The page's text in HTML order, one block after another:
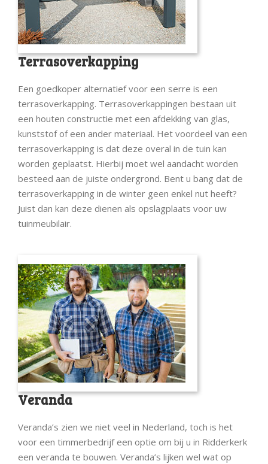
Terrasoverkapping
Een goedkoper alternatief voor een serre is een
terrasoverkapping. Terrasoverkappingen bestaan uit
een houten constructie met een afdekking van glas,
kunststof of een ander materiaal. Het voordeel van een
terrasoverkapping is dat deze overal in de tuin kan
worden geplaatst. Hierbij moet wel aandacht worden
besteed aan de juiste ondergrond. Bent u bang dat de
terrasoverkapping in de winter geen enkel nut heeft?
Juist dan kan deze dienen als opslagplaats voor uw
tuinmeubilair.
Veranda
Veranda’s zien we niet veel in Nederland, toch is het
voor een timmerbedrijf een optie om bij u in Ridderkerk
een veranda te bouwen. Veranda’s lijken wel wat op